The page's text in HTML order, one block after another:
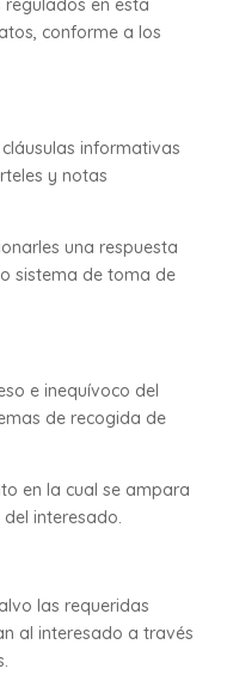
en esta
conforme a los
informativas
y notas
una respuesta
sistema de toma de
e inequívoco del
de recogida de
en la cual se ampara
interesado.
las requeridas
al interesado a través